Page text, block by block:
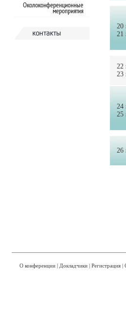
20
21
22
23
24
25
26
О конференции | Докладчики | Регистрация |